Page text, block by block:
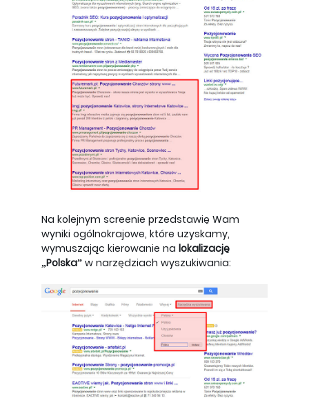
Na kolejnym screenie przedstawię Wam
wyniki ogólnokrajowe, które uzyskamy,
wymuszając kierowanie na lokalizację
„Polska” w narzędziach wyszukiwania: